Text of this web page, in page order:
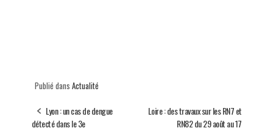
Publié dans Actualité
Lyon : un cas de dengue
détecté dans le 3e
Loire : des travaux sur les RN7 et
RN82 du 29 août au 17